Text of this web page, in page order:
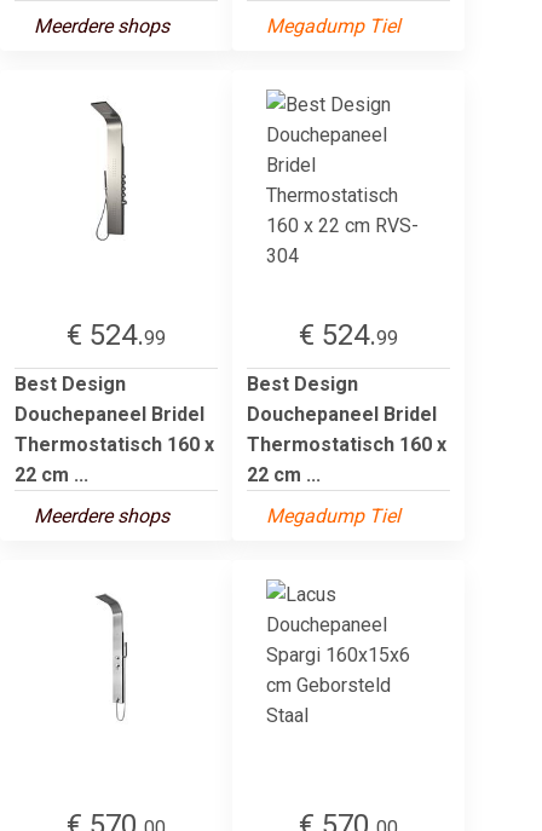
Meerdere shops
Megadump Tiel
€ 524.99
Best Design
Douchepaneel Bridel
Thermostatisch 160 x
22 cm ...
Meerdere shops
€ 524.99
Best Design
Douchepaneel Bridel
Thermostatisch 160 x
22 cm ...
Megadump Tiel